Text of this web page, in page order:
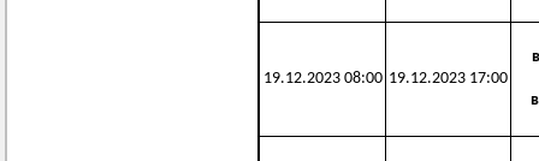
19.12.2023 08:00 19.12.2023 17:00